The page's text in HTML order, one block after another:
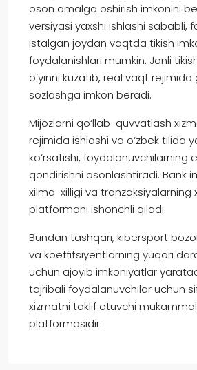
oson amalga oshirish imkonini
versiyasi yaxshi ishlashi sababli,
istalgan joydan vaqtda tikish
foydalanishlari mumkin. Jonli
o‘yinni kuzatib, real vaqt rejimida
sozlashga imkon beradi.
Mijozlarni qo‘llab-quvvatlash
rejimida ishlashi va o‘zbek tilida
ko‘rsatishi, foydalanuvchilarning
qondirishni osonlashtiradi. Bank
xilma-xilligi va tranzaksiyalarning
platformani ishonchli qiladi.
Bundan tashqari, kibersport
va koeffitsiyentlarning yuqori
uchun ajoyib imkoniyatlar
tajribali foydalanuvchilar uchun
xizmatni taklif etuvchi
platformasidir.